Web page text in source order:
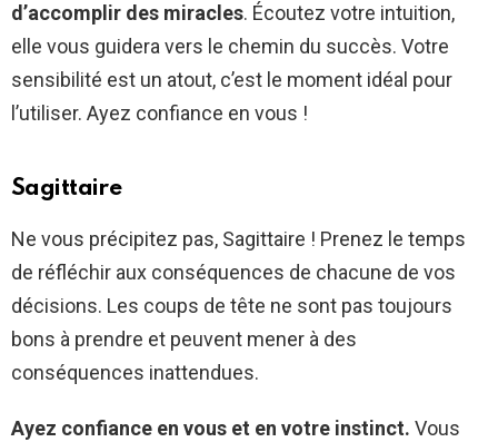
d’accomplir des miracles. Écoutez votre intuition,
elle vous guidera vers le chemin du succès. Votre
sensibilité est un atout, c’est le moment idéal pour
l’utiliser. Ayez confiance en vous !
Sagittaire
Ne vous précipitez pas, Sagittaire ! Prenez le temps
de réfléchir aux conséquences de chacune de vos
décisions. Les coups de tête ne sont pas toujours
bons à prendre et peuvent mener à des
conséquences inattendues.
Ayez confiance en vous et en votre instinct. Vous